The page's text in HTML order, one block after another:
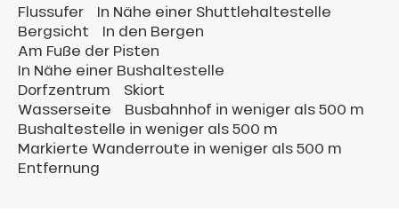
Flussufer
In Nähe einer Shuttlehaltestelle
Bergsicht
In den Bergen
Am Fuße der Pisten
In Nähe einer Bushaltestelle
Dorfzentrum
Skiort
Wasserseite
Busbahnhof in weniger als 500 m
Bushaltestelle in weniger als 500 m
Markierte Wanderroute in weniger als 500 m
Entfernung